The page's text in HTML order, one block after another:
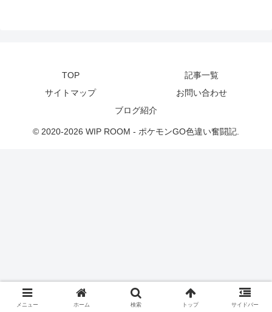
TOP
記事一覧
サイトマップ
お問い合わせ
ブログ紹介
© 2020-2026 WIP ROOM - ポケモンGO色違い奮闘記.
メニュー ホーム 検索 トップ サイドバー